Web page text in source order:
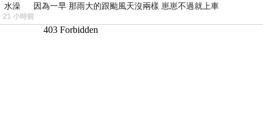
水澡 因為一早 那雨大的跟颱風天沒兩樣 崽崽不過就上車
21 小時前